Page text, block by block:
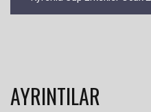
AYRINTILAR